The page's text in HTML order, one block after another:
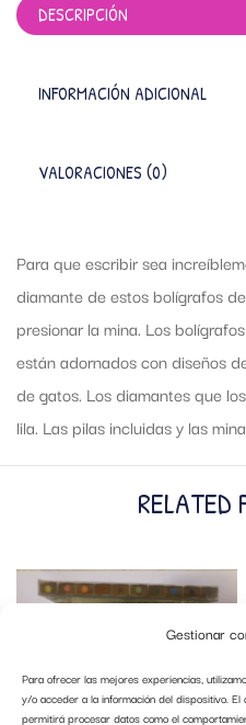
Gestionar
Para ofrecer las mejores experiencias,
y/o acceder a la información del dispositivo. El
permitirá procesar datos como el
DESCRIPCIÓN
INFORMACIÓN ADICIONAL
VALORACIONES (0)
Para que escribir sea
diamante de estos bolígrafos
presionar la mina. Los
están adornados con diseños
de gatos. Los diamantes que
lila. Las pilas incluidas y las
RELATED